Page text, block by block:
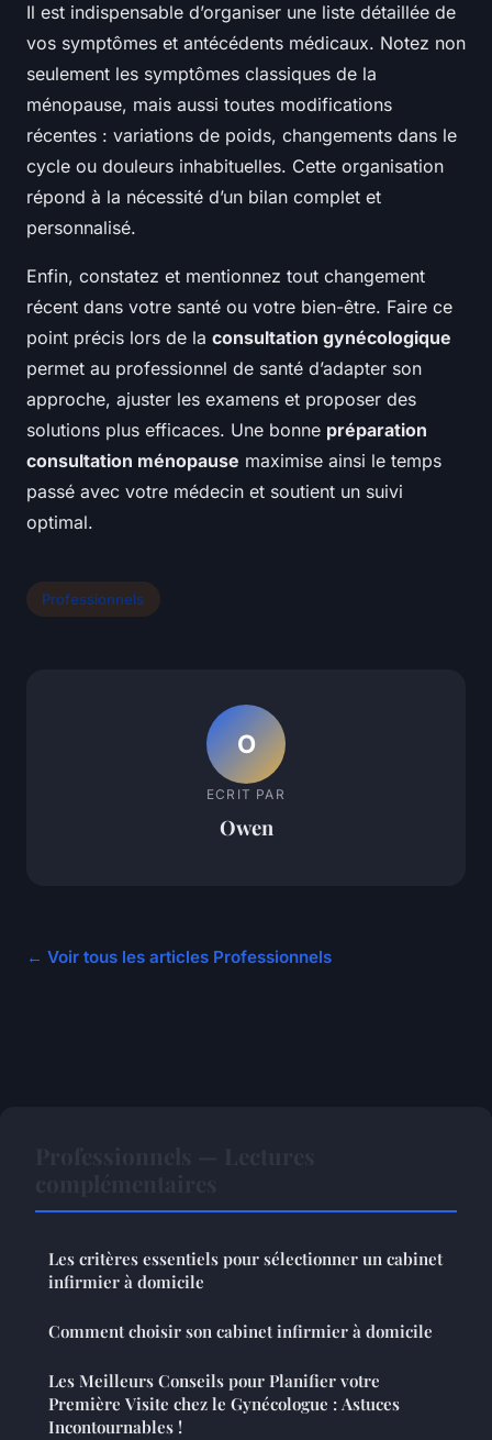
Il est indispensable d’organiser une liste détaillée de
vos symptômes et antécédents médicaux. Notez non
seulement les symptômes classiques de la
ménopause, mais aussi toutes modifications
récentes : variations de poids, changements dans le
cycle ou douleurs inhabituelles. Cette organisation
répond à la nécessité d’un bilan complet et
personnalisé.
Enfin, constatez et mentionnez tout changement
récent dans votre santé ou votre bien-être. Faire ce
point précis lors de la consultation gynécologique
permet au professionnel de santé d’adapter son
approche, ajuster les examens et proposer des
solutions plus efficaces. Une bonne préparation
consultation ménopause maximise ainsi le temps
passé avec votre médecin et soutient un suivi
optimal.
Professionnels
O
ECRIT PAR
Owen
← Voir tous les articles Professionnels
Les critères essentiels pour sélectionner un cabinet
infirmier à domicile
Comment choisir son cabinet infirmier à domicile
Les Meilleurs Conseils pour Planifier votre
Première Visite chez le Gynécologue : Astuces
Incontournables !